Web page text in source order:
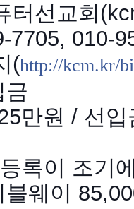
터선교회
7705, 010-
(http://kcm.kr/
금
만원 / 선
록이 조기
블웨이